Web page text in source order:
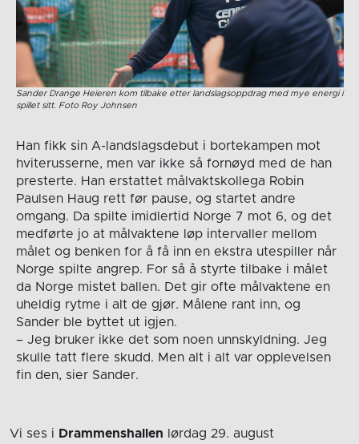
Sander Drange Heieren kom tilbake etter landslagsoppdrag med mye energi i
spillet sitt. Foto Roy Johnsen
Han fikk sin A-landslagsdebut i bortekampen mot
hviterusserne, men var ikke så fornøyd med de han
presterte. Han erstattet målvaktskollega Robin
Paulsen Haug rett før pause, og startet andre
omgang. Da spilte imidlertid Norge 7 mot 6, og det
medførte jo at målvaktene løp intervaller mellom
målet og benken for å få inn en ekstra utespiller når
Norge spilte angrep. For så å styrte tilbake i målet
da Norge mistet ballen. Det gir ofte målvaktene en
uheldig rytme i alt de gjør. Målene rant inn, og
Sander ble byttet ut igjen.
– Jeg bruker ikke det som noen unnskyldning. Jeg
skulle tatt flere skudd. Men alt i alt var opplevelsen
fin den, sier Sander.
Vi ses i Drammenshallen lørdag 29. august